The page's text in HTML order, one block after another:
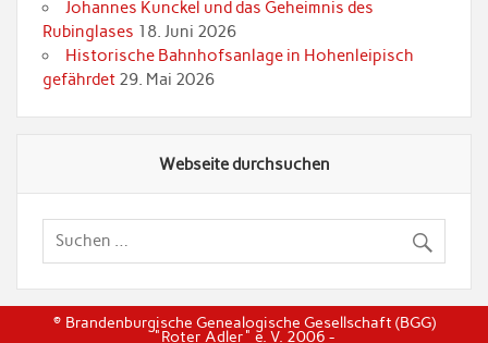
Johannes Kunckel und das Geheimnis des
Rubinglases 18. Juni 2026
Historische Bahnhofsanlage in Hohenleipisch
gefährdet 29. Mai 2026
Webseite durchsuchen
© Brandenburgische Genealogische Gesellschaft (BGG)
"Roter Adler" e. V. 2006 -